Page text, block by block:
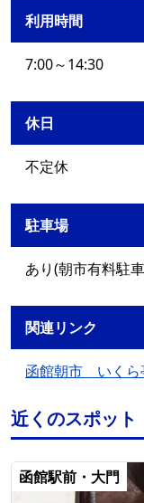
利用時間
7:00～14:30
休日
不定休
駐車場
あり(朝市有料駐
関連リンク
函館朝市 いくら
近くのスポット
函館駅前・大門